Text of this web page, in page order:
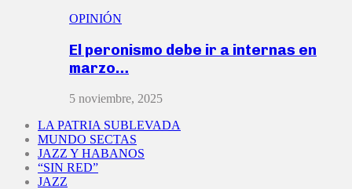
OPINIÓN
El peronismo debe ir a internas en
marzo…
5 noviembre, 2025
LA PATRIA SUBLEVADA
MUNDO SECTAS
JAZZ Y HABANOS
“SIN RED”
JAZZ